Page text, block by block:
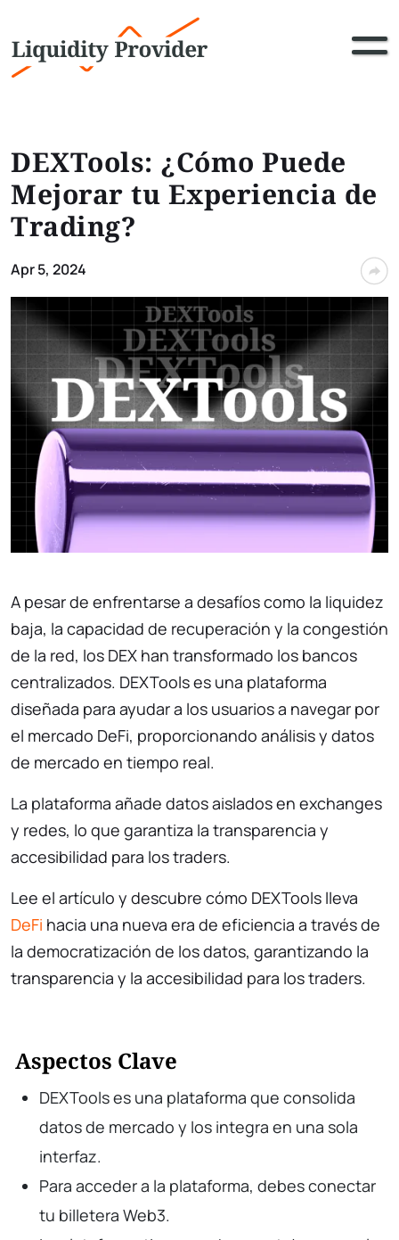
DEXTools: ¿Cómo Puede
Mejorar tu Experiencia de
Trading?
Apr 5, 2024
A pesar de enfrentarse a desafíos como la liquidez
baja, la capacidad de recuperación y la congestión
de la red, los DEX han transformado los bancos
centralizados. DEXToolses una plataforma
diseñada para ayudar a los usuarios a navegar por
el mercado DeFi, proporcionando análisis y datos
de mercado en tiempo real.
La plataforma añade datos aislados en exchanges
y redes, lo que garantiza la transparencia y
accesibilidad para los traders.
Lee el artículo y descubre cómo DEXTools lleva
DeFi hacia una nueva era de eficiencia a través de
la democratización de los datos, garantizando la
transparencia y la accesibilidad para los traders.
Aspectos Clave
DEXTools es una plataforma que consolida
datos de mercado y los integra en una sola
interfaz.
Para acceder a la plataforma, debes conectar
tu billetera Web3.